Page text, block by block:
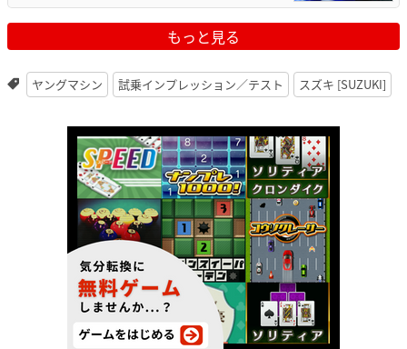
もっと見る
ヤングマシン 試乗インプレッション／テスト スズキ [SUZUKI]